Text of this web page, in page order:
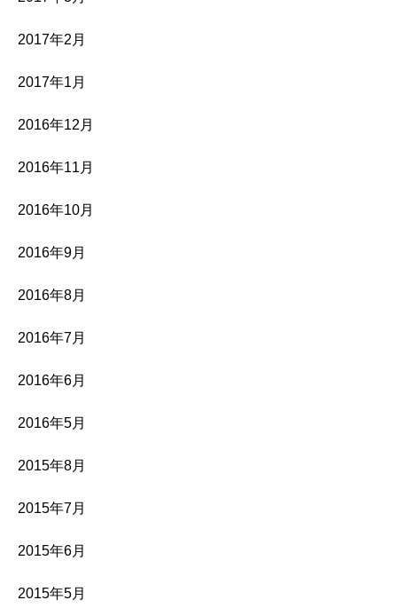
2017年2月
2017年1月
2016年12月
2016年11月
2016年10月
2016年9月
2016年8月
2016年7月
2016年6月
2016年5月
2015年8月
2015年7月
2015年6月
2015年5月